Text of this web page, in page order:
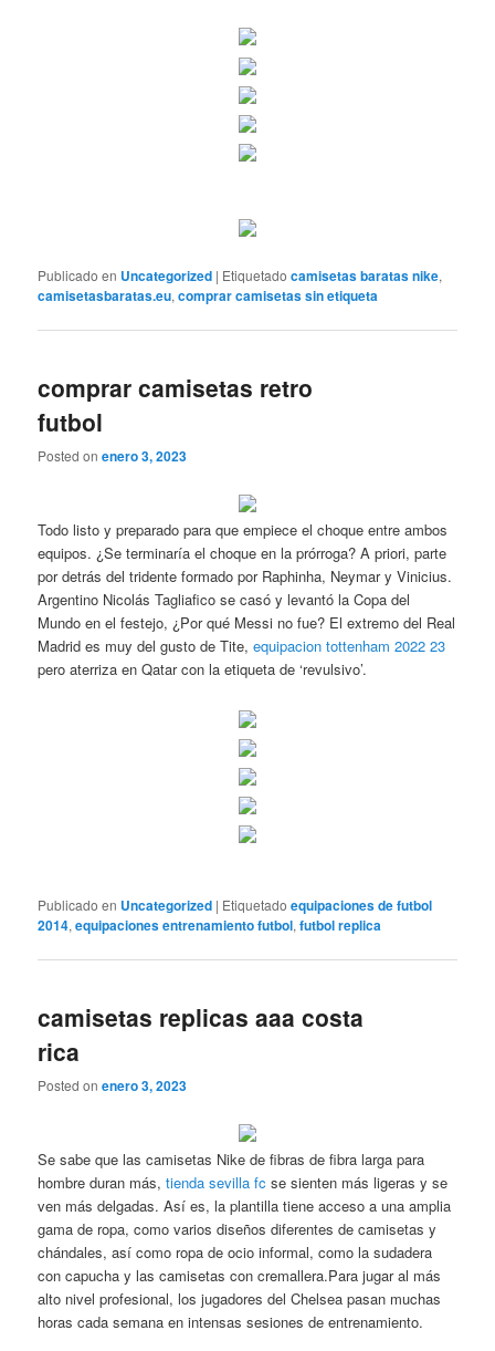
Publicado en Uncategorized | Etiquetado camisetas baratas nike,
camisetasbaratas.eu,comprar camisetas sin etiqueta
comprar camisetas retro
futbol
Posted onenero 3, 2023
Todo listo y preparado para que empiece el choque entre ambos
equipos. ¿Se terminaría el choque en la prórroga? A priori, parte
por detrás del tridente formado por Raphinha, Neymar y Vinicius.
Argentino Nicolás Tagliafico se casó y levantó la Copa del
Mundo en el festejo, ¿Por qué Messi no fue? El extremo del Real
Madrid es muy del gusto de Tite,equipacion tottenham 2022 23
pero aterriza en Qatar con la etiqueta de ‘revulsivo’.
Publicado en Uncategorized | Etiquetado equipaciones de futbol
2014,equipaciones entrenamiento futbol,futbol replica
camisetas replicas aaa costa
rica
Posted onenero 3, 2023
Se sabe que las camisetas Nike de fibras de fibra larga para
hombre duran más,tienda sevilla fc se sienten más ligeras y se
ven más delgadas. Así es, la plantilla tiene acceso a una amplia
gama de ropa, como varios diseños diferentes de camisetas y
chándales, así como ropa de ocio informal, como la sudadera
con capucha y las camisetas con cremallera.Para jugar al más
alto nivel profesional, los jugadores del Chelsea pasan muchas
horas cada semana en intensas sesiones de entrenamiento.